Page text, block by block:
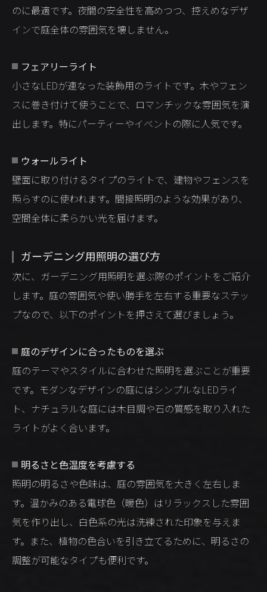
のに最適です。夜間の安全性を高めつつ、控えめなデザ
インで庭全体の雰囲気を壊しません。
フェアリーライト
小さなLEDが連なった装飾用のライトです。木やフェン
スに巻き付けて使うことで、ロマンチックな雰囲気を演
出します。特にパーティーやイベントの際に人気です。
ウォールライト
壁面に取り付けるタイプのライトで、建物やフェンスを
照らすのに使われます。間接照明のような効果があり、
空間全体に柔らかい光を届けます。
ガーデニング用照明の選び方
次に、ガーデニング用照明を選ぶ際のポイントをご紹介
します。庭の雰囲気や使い勝手を左右する重要なステッ
プなので、以下のポイントを押さえて選びましょう。
庭のデザインに合ったものを選ぶ
庭のテーマやスタイルに合わせた照明を選ぶことが重要
です。モダンなデザインの庭にはシンプルなLEDライ
ト、ナチュラルな庭には木目調や石の質感を取り入れた
ライトがよく合います。
明るさと色温度を考慮する
照明の明るさや色味は、庭の雰囲気を大きく左右しま
す。温かみのある電球色（暖色）はリラックスした雰囲
気を作り出し、白色系の光は洗練された印象を与えま
す。また、植物の色合いを引き立てるために、明るさの
調整が可能なタイプも便利です。